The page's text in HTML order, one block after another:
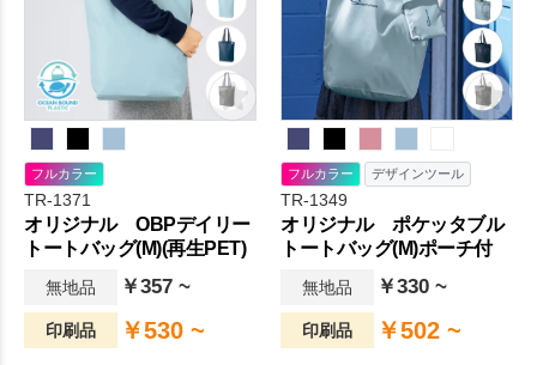
フルカラー
TR-1371
オリジナル OBPデイリー
トートバッグ(M)(再生PET)
無地品 ￥357 ~
印刷品 ￥530 ~
フルカラー デザインツール
TR-1349
オリジナル ポケッタブル
トートバッグ(M)ポーチ付
無地品 ￥330 ~
印刷品 ￥502 ~